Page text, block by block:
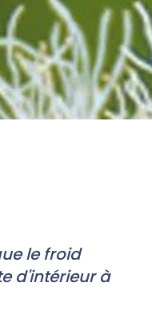
le froid
d'intérieur à